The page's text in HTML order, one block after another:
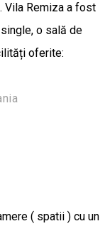
Vila Remiza a fost
o sală de
oferite:
( spatii ) cu un